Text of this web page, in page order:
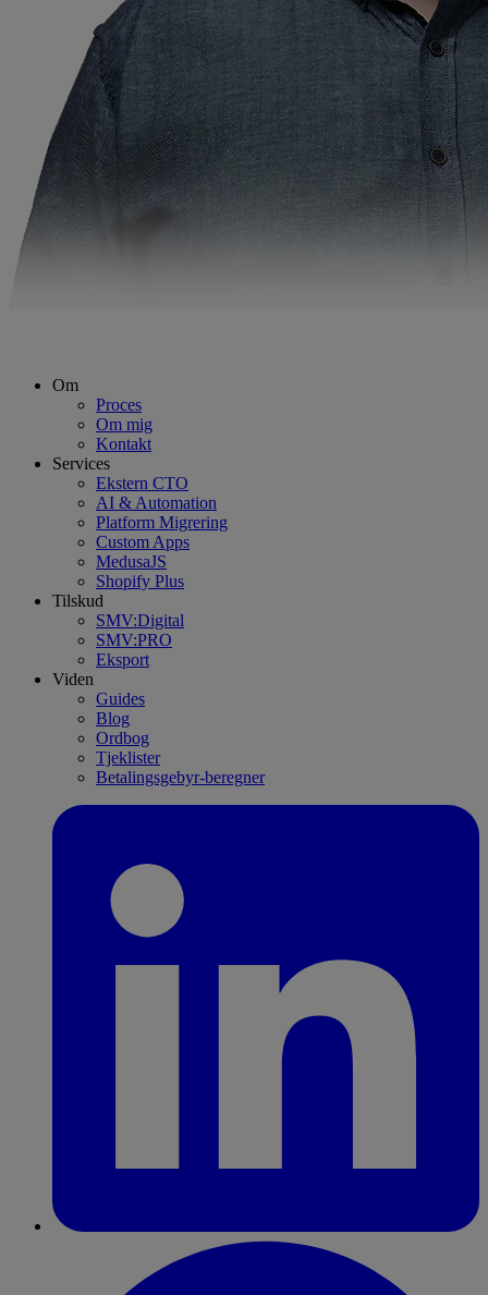
Om
Proces
Om mig
Kontakt
Services
Ekstern CTO
AI & Automation
Platform Migrering
Custom Apps
MedusaJS
Shopify Plus
Tilskud
SMV:Digital
SMV:PRO
Eksport
Viden
Guides
Blog
Ordbog
Tjeklister
Betalingsgebyr-beregner